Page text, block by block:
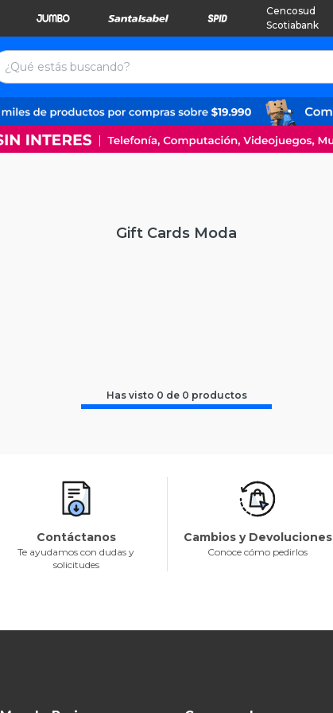
Cencosud
Scotiabank
Gift Cards Moda
Has visto 0 de 0 productos
Contáctanos
Te ayudamos con dudas y
solicitudes
Cambios y Devoluciones
Conoce cómo pedirlos